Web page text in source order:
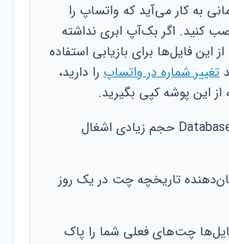
به کار می‌آید که واتساپ را
کنید. اگر بک‌آپ ابری نداشته
این فایل‌ها برای بازیابی استفاده
تغییر شماره در واتساپ را دارید،
این پوشه کپی بگیرید.
فایل‌های Databases حجم زیادی اشغال
تاریخچه چت در یک روز
چت‌های فعلی شما را پاک